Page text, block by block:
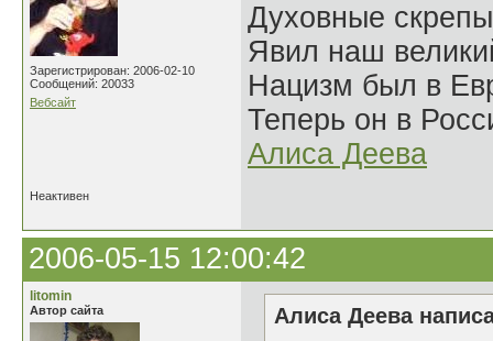
Зарегистрирован: 2006-02-10
Сообщений: 20033
Вебсайт
Духовные
Явил наш
Нацизм был в
Теперь он в
Алиса Деева
Неактивен
2006-05-15 12:00:42
litomin
Автор сайта
Алиса Деева